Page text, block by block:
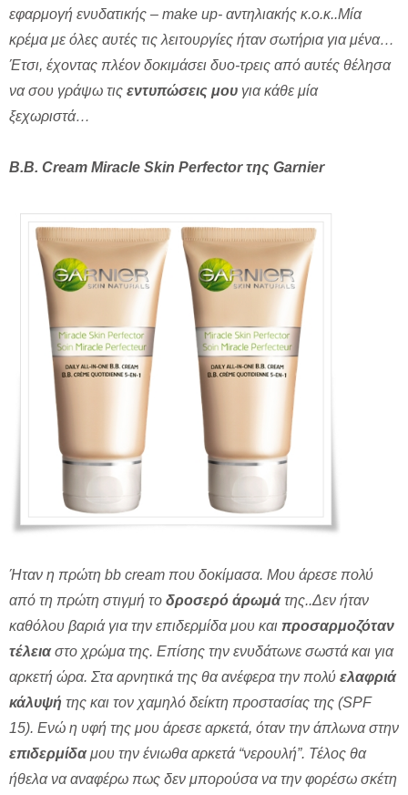
εφαρμογή ενυδατικής – make up- αντηλιακής κ.ο.κ..Μία
κρέμα με όλες αυτές τις λειτουργίες ήταν σωτήρια για μένα…
Έτσι, έχοντας πλέον δοκιμάσει δυο-τρεις από αυτές θέλησα
να σου γράψω τις εντυπώσεις μου για κάθε μία
ξεχωριστά…
B.B. Cream Miracle Skin Perfectorτης Garnier
Ήταν η πρώτη bb cream που δοκίμασα. Μου άρεσε πολύ
από τη πρώτη στιγμή το δροσερό άρωμάτης..Δεν ήταν
καθόλου βαριά για την επιδερμίδα μου και προσαρμοζόταν
τέλειαστο χρώμα της. Επίσης την ενυδάτωνε σωστά και για
αρκετή ώρα. Στα αρνητικά της θα ανέφερα την πολύ ελαφριά
κάλυψή της και τον χαμηλό δείκτη προστασίας της (SPF
15). Ενώ η υφή της μου άρεσε αρκετά, όταν την άπλωνα στην
επιδερμίδαμου την ένιωθα αρκετά “νερουλή”. Τέλος θα
ήθελα να αναφέρω πως δεν μπορούσα να την φορέσω σκέτη